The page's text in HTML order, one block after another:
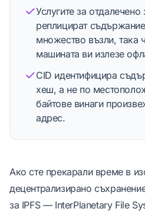
Услугите за отдалечено
реплицират
множество възли, така
машината ви излезе
CID идентифицира
хеш, а не по
байтове винаги
адрес.
Ако сте прекарали време в
децентрализирано
за IPFS — InterPlanetary File